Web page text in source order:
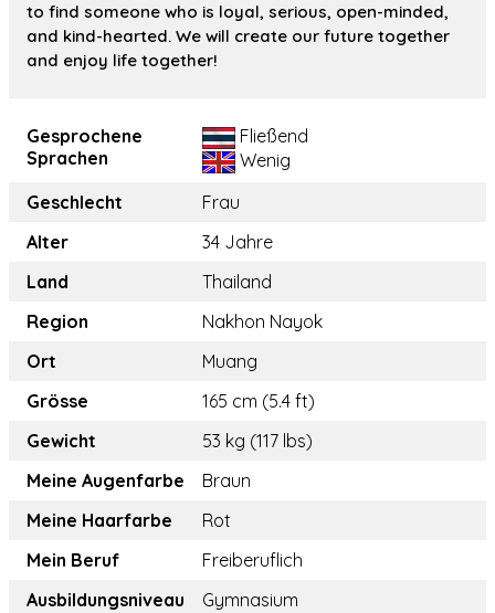
to find someone who is loyal, serious, open-minded,
and kind-hearted. We will create our future together
and enjoy life together!
Gesprochene
Sprachen
Fließend
Wenig
Geschlecht
Frau
Alter
34 Jahre
Land
Thailand
Region
Nakhon Nayok
Ort
Muang
Grösse
165 cm (5.4 ft)
Gewicht
53 kg (117 lbs)
Meine Augenfarbe
Braun
Meine Haarfarbe
Rot
Mein Beruf
Freiberuflich
Ausbildungsniveau
Gymnasium